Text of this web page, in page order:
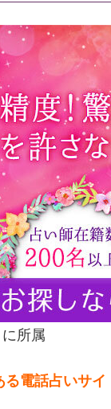
所属
電話占いサイ